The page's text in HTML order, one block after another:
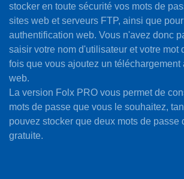
stocker en toute sécurité vos mots de
sites web et serveurs FTP, ainsi que
authentification web. Vous n'avez donc
saisir votre nom d'utilisateur et votre mot
fois que vous ajoutez un téléchargement
web.
La version Folx PRO vous permet de
mots de passe que vous le souhaitez,
pouvez stocker que deux mots de passe
gratuite.